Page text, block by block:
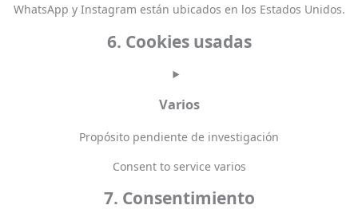
WhatsApp y Instagram están ubicados en los Estados Unidos.
6. Cookies usadas
Varios
Propósito pendiente de investigación
Consent to service varios
7. Consentimiento